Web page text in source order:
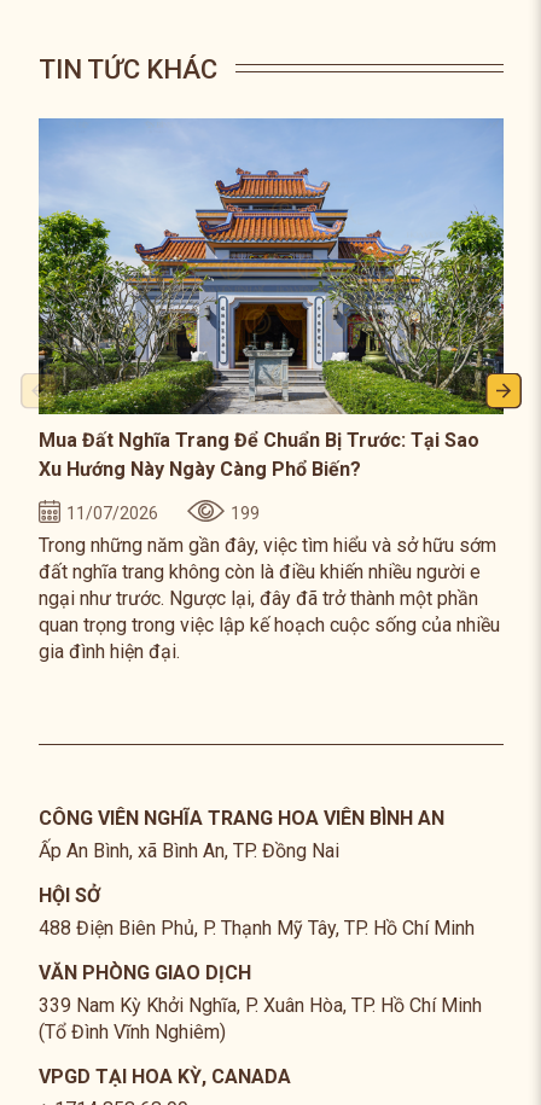
TIN TỨC KHÁC
Mua Đất Nghĩa Trang Để Chuẩn Bị Trước: Tại Sao
Xu Hướng Này Ngày Càng Phổ Biến?
11/07/2026 199
Trong những năm gần đây, việc tìm hiểu và sở hữu sớm
đất nghĩa trang không còn là điều khiến nhiều người e
ngại như trước. Ngược lại, đây đã trở thành một phần
quan trọng trong việc lập kế hoạch cuộc sống của nhiều
gia đình hiện đại.
CÔNG VIÊN NGHĨA TRANG HOA VIÊN BÌNH AN
Ấp An Bình, xã Bình An, TP. Đồng Nai
HỘI SỞ
488 Điện Biên Phủ, P. Thạnh Mỹ Tây, TP. Hồ Chí Minh
VĂN PHÒNG GIAO DỊCH
339 Nam Kỳ Khởi Nghĩa, P. Xuân Hòa, TP. Hồ Chí Minh
(Tổ Đình Vĩnh Nghiêm)
VPGD TẠI HOA KỲ, CANADA